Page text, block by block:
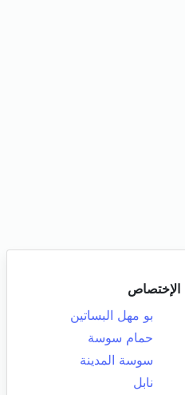
بو مهل البساتين
حمام سوسة
سوسة المدينة
نابل